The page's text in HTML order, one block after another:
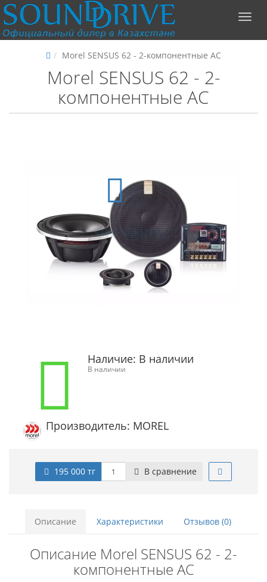
Morel SENSUS 62 - 2-компонентные АС
Morel SENSUS 62 - 2-
компонентные АС
Наличие: В наличии
В наличии
Производитель: MOREL
195 000 тг В сравнение
Описание Характеристики Отзывов (0)
Описание Morel SENSUS 62 - 2-
компонентные АС